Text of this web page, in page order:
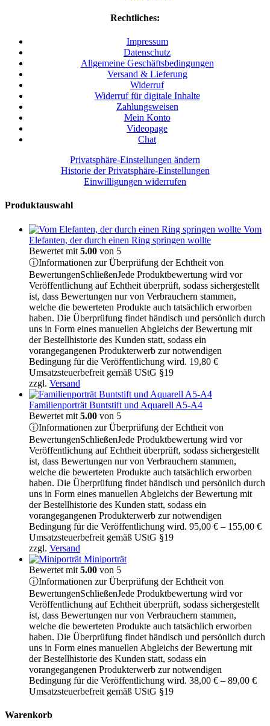
Rechtliches:
Impressum
Datenschutz
Allgemeine Geschäftsbedingungen
Versand & Lieferung
Widerruf
Widerruf für digitale Inhalte
Zahlungsweisen
Mein Konto
Videopage
Chat
Privatsphäre-Einstellungen ändern
Historie der Privatsphäre-Einstellungen
Einwilligungen widerrufen
Produktauswahl
Vom
Elefanten, der durch einen Ring springen wollte
Bewertet mit 5.00 von 5
ⓘInformationen zur Überprüfung der Echtheit von
BewertungenSchließenJede Produktbewertung wird vor
Veröffentlichung auf Echtheit überprüft, sodass sichergestellt
ist, dass Bewertungen nur von Verbrauchern stammen,
welche die bewerteten Produkte auch tatsächlich erworben
haben. Die Überprüfung findet händisch und persönlich durch
uns in Form eines manuellen Abgleichs der Bewertung mit
der Bestellhistorie des Kunden statt, sodass ein
vorangegangenen Produkterwerb zur notwendigen
Bedingung für die Veröffentlichung wird. 19,80 €
Umsatzsteuerbefreit gemäß UStG §19
zzgl. Versand
Familienporträt Buntstift und Aquarell A5-A4
Bewertet mit 5.00 von 5
ⓘInformationen zur Überprüfung der Echtheit von
BewertungenSchließenJede Produktbewertung wird vor
Veröffentlichung auf Echtheit überprüft, sodass sichergestellt
ist, dass Bewertungen nur von Verbrauchern stammen,
welche die bewerteten Produkte auch tatsächlich erworben
haben. Die Überprüfung findet händisch und persönlich durch
uns in Form eines manuellen Abgleichs der Bewertung mit
der Bestellhistorie des Kunden statt, sodass ein
vorangegangenen Produkterwerb zur notwendigen
Bedingung für die Veröffentlichung wird. 95,00 € – 155,00 €
Umsatzsteuerbefreit gemäß UStG §19
zzgl. Versand
Miniporträt
Bewertet mit 5.00 von 5
ⓘInformationen zur Überprüfung der Echtheit von
BewertungenSchließenJede Produktbewertung wird vor
Veröffentlichung auf Echtheit überprüft, sodass sichergestellt
ist, dass Bewertungen nur von Verbrauchern stammen,
welche die bewerteten Produkte auch tatsächlich erworben
haben. Die Überprüfung findet händisch und persönlich durch
uns in Form eines manuellen Abgleichs der Bewertung mit
der Bestellhistorie des Kunden statt, sodass ein
vorangegangenen Produkterwerb zur notwendigen
Bedingung für die Veröffentlichung wird. 38,00 € – 89,00 €
Umsatzsteuerbefreit gemäß UStG §19
Warenkorb